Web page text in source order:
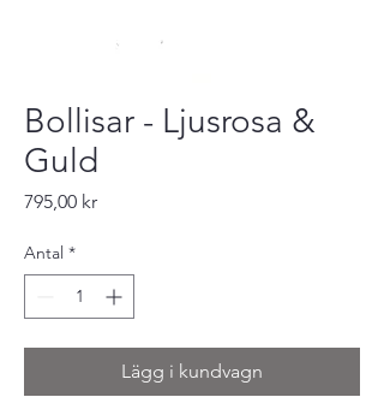
Bollisar - Ljusrosa &
Guld
795,00 krPris
Antal *
Lägg i kundvagn